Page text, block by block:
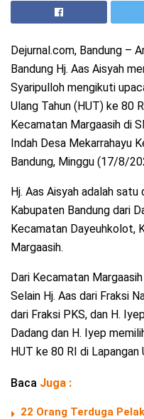
Dejurnal.com, Bandung –
Bandung Hj. Aas Aisyah
Syaripulloh mengikuti
Ulang Tahun (HUT) ke 80
Kecamatan Margaasih di
Indah Desa Mekarrahayu
Bandung, Minggu (17/8/
Hj. Aas Aisyah adalah
Kabupaten Bandung dari
Kecamatan Dayeuhkolot,
Margaasih.
Dari Kecamatan
Selain Hj. Aas dari Fraksi
dari Fraksi PKS, dan H.
Dadang dan H. Iyep
HUT ke 80 RI di
Baca Juga :
22 Orang Terduga